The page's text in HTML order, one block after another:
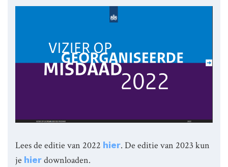
Lees de editie van 2022 hier. De editie van 2023 kun
je hierdownloaden.